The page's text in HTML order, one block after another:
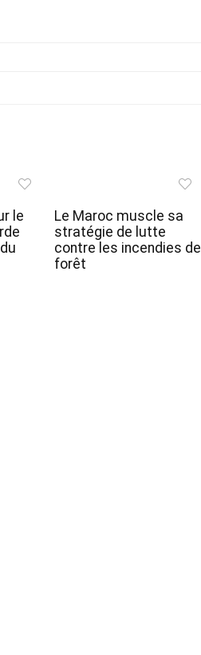
le
Le Maroc muscle sa
stratégie de lutte
contre les incendies de
forêt